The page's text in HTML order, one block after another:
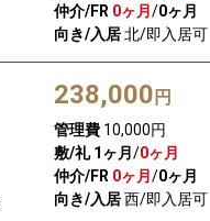
仲介/FR 0ヶ月/0ヶ月
向き/入居北/即入居可
238,000 円
管理費10,000円
敷/礼 1ヶ月/0ヶ月
仲介/FR 0ヶ月/0ヶ月
向き/入居西/即入居可